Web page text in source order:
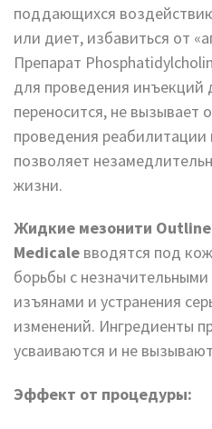
поддающихся
или диет, избавиться от
Препарат
для проведения инъекций
переносится, не вызывает
проведения реабилитации
позволяет
жизни.
Жидкие мезонити
Medicale вводятся под
борьбы с
изъянами и устранения
изменений. Ингредиенты
усваиваются и не
Эффект от процедуры: